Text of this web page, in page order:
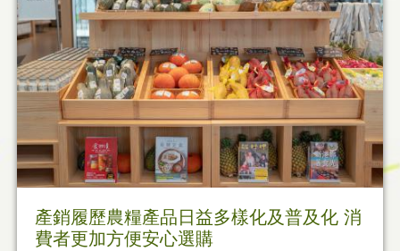
產銷履歷農糧產品日益多樣化及普及化 消
費者更加方便安心選購